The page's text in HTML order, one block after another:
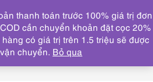
DANH MỤC
KHĂN QUÀNG LỤA
1067-
silk carf (~86cm x 86cm)-Khá
thanh toán trước 100% giá trị đơn
cần chuyển khoản đặt cọc 20%
có giá trị trên 1.5 triệu sẽ được
chuyển. Bỏ qua